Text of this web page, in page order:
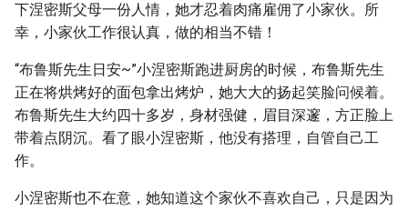
下涅密斯父母一份人情，她才忍着肉痛雇佣了小家伙。所
幸，小家伙工作很认真，做的相当不错！
“布鲁斯先生日安~”小涅密斯跑进厨房的时候，布鲁斯先生
正在将烘烤好的面包拿出烤炉，她大大的扬起笑脸问候着。
布鲁斯先生大约四十多岁，身材强健，眉目深邃，方正脸上
带着点阴沉。看了眼小涅密斯，他没有搭理，自管自己工
作。
小涅密斯也不在意，她知道这个家伙不喜欢自己，只是因为